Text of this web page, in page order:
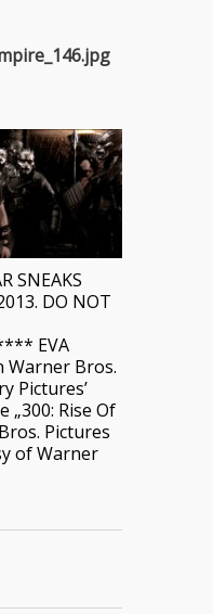
SNEAKS
DO NOT
EVA
Warner Bros.
Pictures’
„300: Rise Of
Pictures
of Warner